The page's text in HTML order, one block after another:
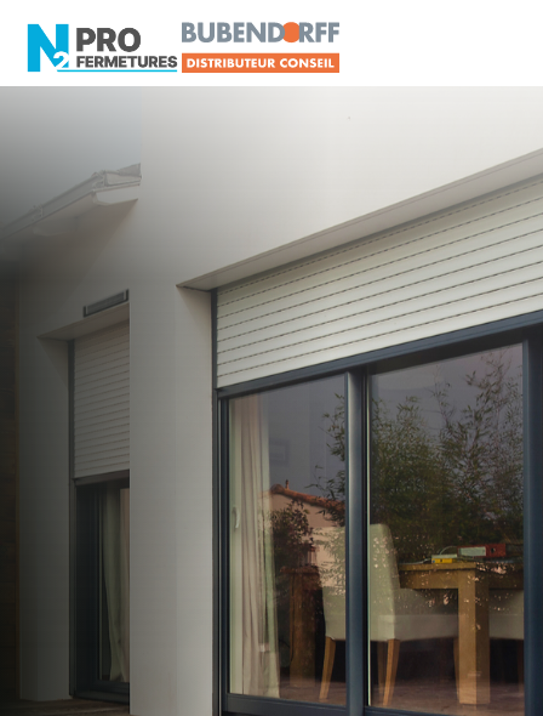
Distributeur en volets
roulants Delta Dore
Ligné
Artisan, Menuisier, TPE ou PME proche de Ligné
N2PRO Fermetures est votre référent Distributeur
en volets roulants Delta Dore officiel pour vous
apporter : Tarifs directs usines sans minimum
d'achat - Assistance technique chantier et
service réactif avec simplicité.
07 83 35 69 17